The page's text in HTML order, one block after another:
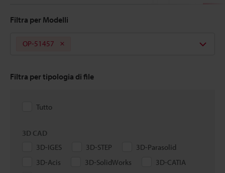
Filtra per Modelli
OP-51457
Filtra per tipologia di file
Tutto
3D CAD
3D-IGES
3D-STEP
3D-Parasolid
3D-Acis
3D-SolidWorks
3D-CATIA